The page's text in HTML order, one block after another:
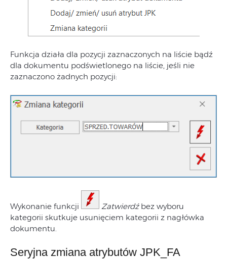
Funkcja działa dla pozycji zaznaczonych na liście bądź
dla dokumentu podświetlonego na liście, jeśli nie
zaznaczono żadnych pozycji:
Wykonanie funkcji Zatwierdź bez wyboru
kategorii skutkuje usunięciem kategorii z nagłówka
dokumentu.
Seryjna zmiana atrybutów JPK_FA